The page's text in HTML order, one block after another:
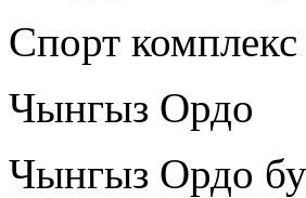
Спорт комплекс
Чынгыз Ордо
Чынгыз Ордо